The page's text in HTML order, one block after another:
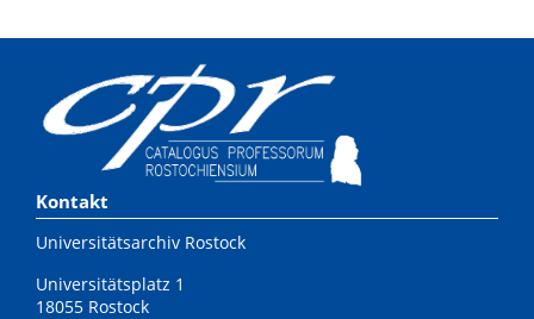
Kontakt
Universitätsarchiv Rostock
Universitätsplatz 1
18055 Rostock